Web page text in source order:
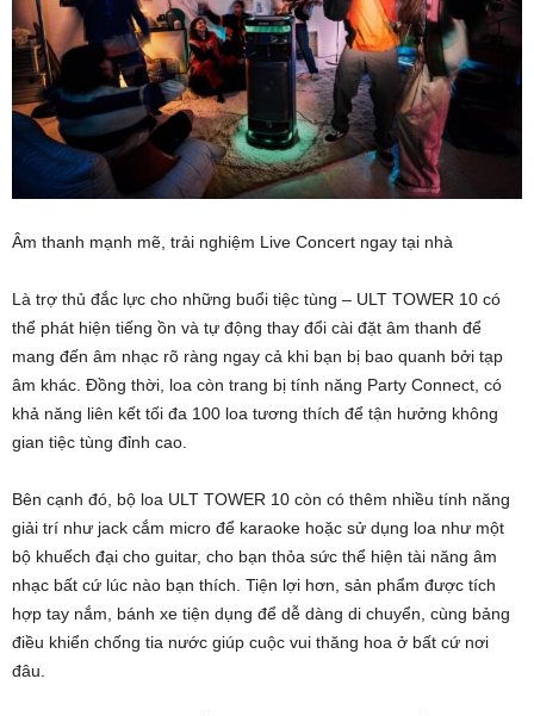
Âm thanh mạnh mẽ, trải nghiệm Live Concert ngay tại nhà
Là trợ thủ đắc lực cho những buổi tiệc tùng – ULT TOWER 10 có
thể phát hiện tiếng ồn và tự động thay đổi cài đặt âm thanh để
mang đến âm nhạc rõ ràng ngay cả khi bạn bị bao quanh bởi tạp
âm khác. Đồng thời, loa còn trang bị tính năng Party Connect, có
khả năng liên kết tối đa 100 loa tương thích để tận hưởng không
gian tiệc tùng đỉnh cao.
Bên cạnh đó, bộ loa ULT TOWER 10 còn có thêm nhiều tính năng
giải trí như jack cắm micro để karaoke hoặc sử dụng loa như một
bộ khuếch đại cho guitar, cho bạn thỏa sức thể hiện tài năng âm
nhạc bất cứ lúc nào bạn thích. Tiện lợi hơn, sản phẩm được tích
hợp tay nắm, bánh xe tiện dụng để dễ dàng di chuyển, cùng bảng
điều khiển chống tia nước giúp cuộc vui thăng hoa ở bất cứ nơi
đâu.